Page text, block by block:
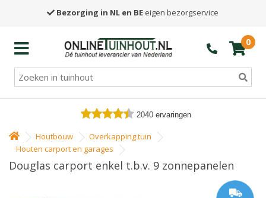
Bezorging in NL en BE eigen bezorgservice
0
2040 ervaringen
Houtbouw
Overkapping tuin
Houten carport en garages
Douglas carport enkel t.b.v. 9 zonnepanelen